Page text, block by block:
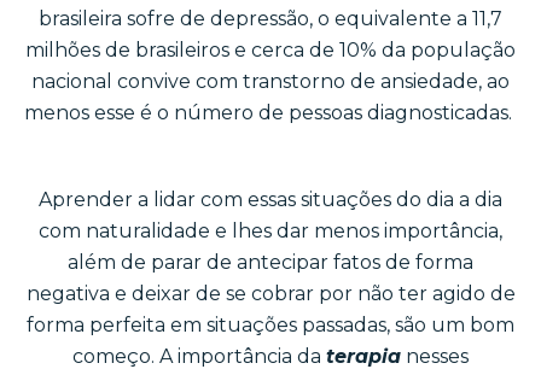
brasileira sofre de depressão, o equivalente a 11,7
milhões de brasileiros e cerca de 10% da população
nacional convive com transtorno de ansiedade, ao
menos esse é o número de pessoas diagnosticadas.
Aprender a lidar com essas situações do dia a dia
com naturalidade e lhes dar menos importância,
além de parar de antecipar fatos de forma
negativa e deixar de se cobrar por não ter agido de
forma perfeita em situações passadas, são um bom
começo. A importância da terapia nesses